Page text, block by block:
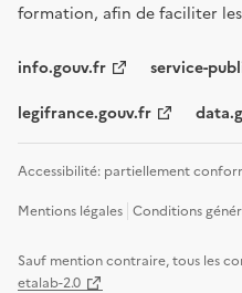
formation, afin de faciliter
info.gouv.fr service-
legifrance.gouv.fr
Accessibilité: partiellement
Mentions légales Conditions
Sauf mention contraire, tous les
etalab-2.0